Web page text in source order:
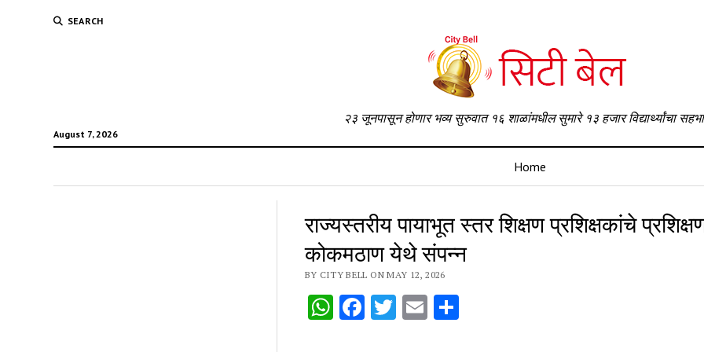
SEARCH
August 7, 2026
२३ जूनपासून होणार भव्य सुरुवात १६ शाळांमधील सुमारे १३ हजार विद्यार्थ्यांचा
Home
राज्यस्तरीय पायाभूत स्तर शिक्षण प्रशिक्षकांचे
कोकमठाण येथे संपन्न
BY CITY BELL ON MAY 12, 2026
WhatsApp
Facebook
Twitter
EmailShare